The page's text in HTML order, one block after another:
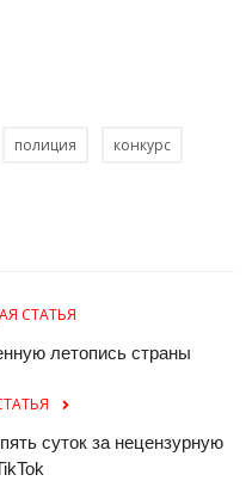
полиция конкурс
СТАТЬЯ
летопись страны
суток за нецензурную